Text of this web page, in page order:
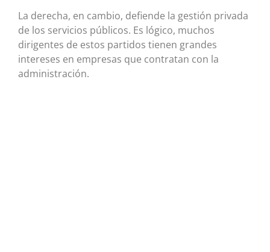
La derecha, en cambio, defiende la gestión privada
de los servicios públicos. Es lógico, muchos
dirigentes de estos partidos tienen grandes
intereses en empresas que contratan con la
administración.